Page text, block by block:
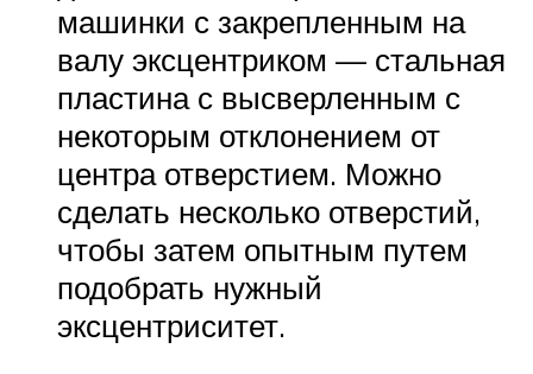
машинки с закрепленным на
валу эксцентриком — стальная
пластина с высверленным с
некоторым отклонением от
центра отверстием. Можно
сделать несколько отверстий,
чтобы затем опытным путем
подобрать нужный
эксцентриситет.